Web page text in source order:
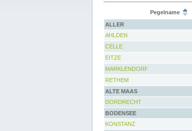
Pegelname
ALLER
AHLDEN
CELLE
EITZE
MARKLENDORF
RETHEM
ALTE MAAS
DORDRECHT
BODENSEE
KONSTANZ